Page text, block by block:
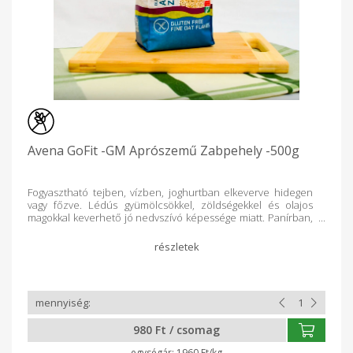
Avena GoFit -GM Aprószemű Zabpehely -500g
Fogyasztható tejben, vízben, joghurtban elkeverve hidegen
vagy főzve. Lédús gyümölcsökkel, zöldségekkel és olajos
magokkal keverhető jó nedvszívó képessége miatt. Panírban,
sütemények pl.:kakaós csiga, sós rudak, pogácsa tésztájában
vagy feltétjeként felhasználható. Kevertsütemények pl.:
termesztésen és a gyártási folyamaton keresztül a
csomagolásig - szigorúan ellenőrzött körülmények között
készülnek. A keresztszennyeződések megakadályozására
speciális technológiát alkalmazunk. Az alapanyagot és a
késztermékeket saját és külső akkreditált laboratóriumban
980 Ft / csomag